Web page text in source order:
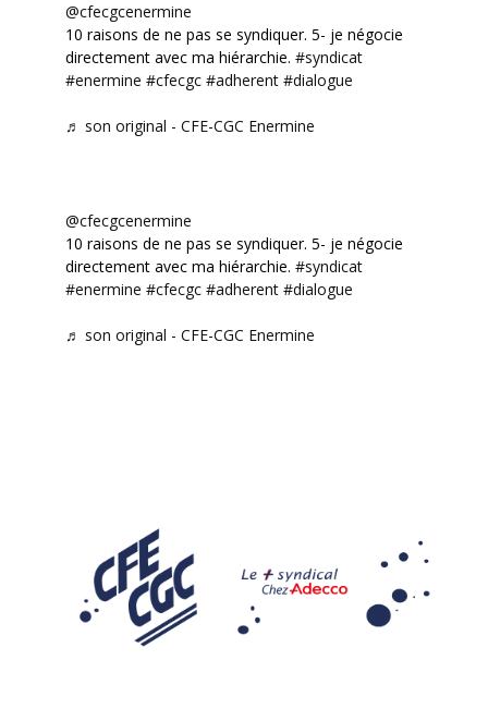
@cfecgcenermine
10 raisons de ne pas se syndiquer. 5- je négocie
directement avec ma hiérarchie. #syndicat
#enermine #cfecgc #adherent #dialogue
♬ son original - CFE-CGC Enermine
@cfecgcenermine
10 raisons de ne pas se syndiquer. 5- je négocie
directement avec ma hiérarchie. #syndicat
#enermine #cfecgc #adherent #dialogue
♬ son original - CFE-CGC Enermine